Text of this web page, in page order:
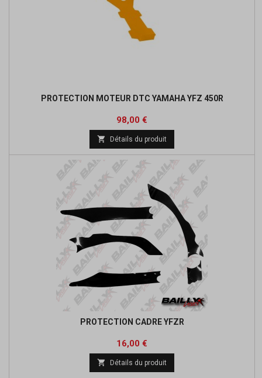
PROTECTION MOTEUR DTC YAMAHA YFZ 450R
Prix
98,00 €
 Détails du produit
PROTECTION CADRE YFZR
Prix
16,00 €
 Détails du produit